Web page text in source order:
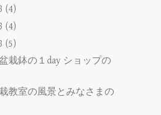
(4)
(4)
(5)
栽鉢の１day ショップの
教室の風景とみなさまの